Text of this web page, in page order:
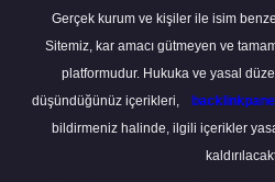
Gerçek kurum ve kişiler ile isim
Sitemiz, kar amacı gütmeyen ve
platformudur. Hukuka ve yasal
düşündüğünüz içerikleri,
bildirmeniz halinde, ilgili içerikler